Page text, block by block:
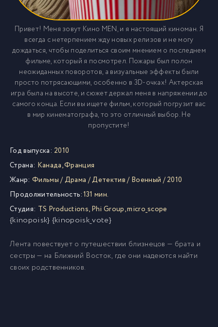
Привет! Меня зовут Кино MEN, и я настоящий киноман. Я
всегда с нетерпением жду новых релизов и не могу
дождаться, чтобы поделиться своим мнением о последнем
фильме, который я посмотрел. Пожары был полон
неожиданных поворотов, а визуальные эффекты были
просто потрясающими, особенно в 3D-очках! Актерская
игра была на высоте, и сюжет держал меня в напряжении до
самого конца. Если вы ищете фильм, который погрузит вас
в мир кинематографа, то это отличный выбор. Не
пропустите!
Год выпуска: 2010
Страна: Канада,Франция
Жанр: Фильмы/Драма /Детектив/ Военный /2010
Продолжительность:131 мин.
Студия: TS Productions,Phi Group,micro_scope
{kinopoisk} {kinopoisk_vote}
Лента повествует о путешествии близнецов — брата и
сестры — на Ближний Восток, где они надеются найти
своих родственников.